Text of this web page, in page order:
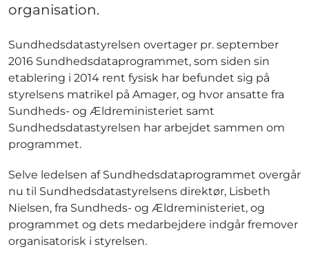
organisation.
Sundhedsdatastyrelsen overtager pr. september
2016 Sundhedsdataprogrammet, som siden sin
etablering i 2014 rent fysisk har befundet sig på
styrelsens matrikel på Amager, og hvor ansatte fra
Sundheds- og Ældreministeriet samt
Sundhedsdatastyrelsen har arbejdet sammen om
programmet.
Selve ledelsen af Sundhedsdataprogrammet overgår
nu til Sundhedsdatastyrelsens direktør, Lisbeth
Nielsen, fra Sundheds- og Ældreministeriet, og
programmet og dets medarbejdere indgår fremover
organisatorisk i styrelsen.